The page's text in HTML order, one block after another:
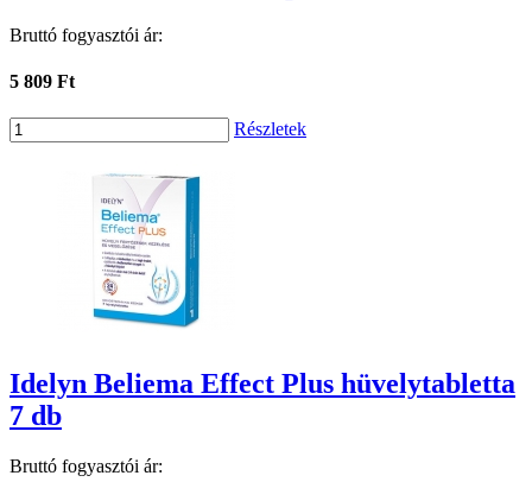
Bruttó fogyasztói ár:
5 809 Ft
Részletek
Idelyn Beliema Effect Plus hüvelytabletta
7 db
Bruttó fogyasztói ár: